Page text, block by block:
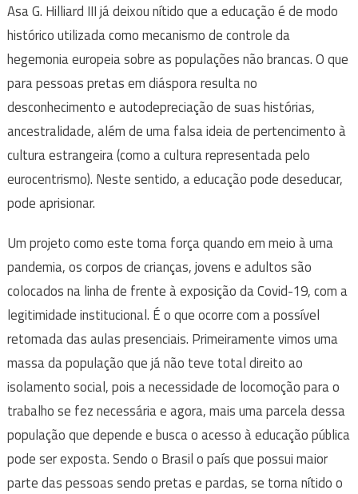
Asa G. Hilliard III já deixou nítido que a educação é de modo
histórico utilizada como mecanismo de controle da
hegemonia europeia sobre as populações não brancas. O que
para pessoas pretas em diáspora resulta no
desconhecimento e autodepreciação de suas histórias,
ancestralidade, além de uma falsa ideia de pertencimento à
cultura estrangeira (como a cultura representada pelo
eurocentrismo). Neste sentido, a educação pode deseducar,
pode aprisionar.
Um projeto como este toma força quando em meio à uma
pandemia, os corpos de crianças, jovens e adultos são
colocados na linha de frente à exposição da Covid-19, com a
legitimidade institucional. É o que ocorre com a possível
retomada das aulas presenciais. Primeiramente vimos uma
massa da população que já não teve total direito ao
isolamento social, pois a necessidade de locomoção para o
trabalho se fez necessária e agora, mais uma parcela dessa
população que depende e busca o acesso à educação pública
pode ser exposta. Sendo o Brasil o país que possui maior
parte das pessoas sendo pretas e pardas, se torna nítido o